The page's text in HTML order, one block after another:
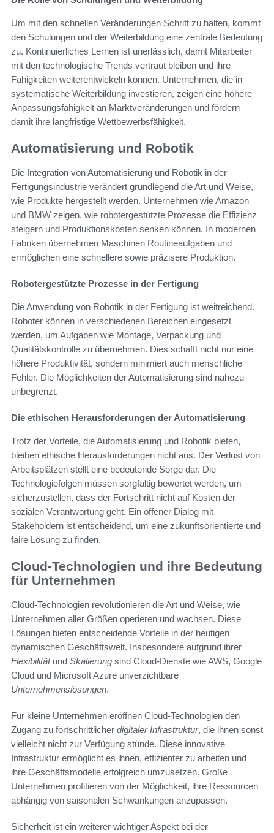
Um mit den schnellen Veränderungen Schritt zu halten, kommt
den Schulungen und der Weiterbildung eine zentrale Bedeutung
zu. Kontinuierliches Lernen ist unerlässlich, damit Mitarbeiter
mit den technologische Trends vertraut bleiben und ihre
Fähigkeiten weiterentwickeln können. Unternehmen, die in
systematische Weiterbildung investieren, zeigen eine höhere
Anpassungsfähigkeit an Marktveränderungen und fördern
damit ihre langfristige Wettbewerbsfähigkeit.
Automatisierung und Robotik
Die Integration von Automatisierung und Robotik in der
Fertigungsindustrie verändert grundlegend die Art und Weise,
wie Produkte hergestellt werden. Unternehmen wie Amazon
und BMW zeigen, wie robotergestützte Prozesse die Effizienz
steigern und Produktionskosten senken können. In modernen
Fabriken übernehmen Maschinen Routineaufgaben und
ermöglichen eine schnellere sowie präzisere Produktion.
Robotergestützte Prozesse in der Fertigung
Die Anwendung von Robotik in der Fertigung ist weitreichend.
Roboter können in verschiedenen Bereichen eingesetzt
werden, um Aufgaben wie Montage, Verpackung und
Qualitätskontrolle zu übernehmen. Dies schafft nicht nur eine
höhere Produktivität, sondern minimiert auch menschliche
Fehler. Die Möglichkeiten der Automatisierung sind nahezu
unbegrenzt.
Die ethischen Herausforderungen der Automatisierung
Trotz der Vorteile, die Automatisierung und Robotik bieten,
bleiben ethische Herausforderungen nicht aus. Der Verlust von
Arbeitsplätzen stellt eine bedeutende Sorge dar. Die
Technologiefolgen müssen sorgfältig bewertet werden, um
sicherzustellen, dass der Fortschritt nicht auf Kosten der
sozialen Verantwortung geht. Ein offener Dialog mit
Stakeholdern ist entscheidend, um eine zukunftsorientierte und
faire Lösung zu finden.
Cloud-Technologien und ihre Bedeutung
für Unternehmen
Cloud-Technologien revolutionieren die Art und Weise, wie
Unternehmen aller Größen operieren und wachsen. Diese
Lösungen bieten entscheidende Vorteile in der heutigen
dynamischen Geschäftswelt. Insbesondere aufgrund ihrer
Flexibilitätund Skalierung sind Cloud-Dienste wie AWS, Google
Cloud und Microsoft Azure unverzichtbare
Unternehmenslösungen.
Für kleine Unternehmen eröffnen Cloud-Technologien den
Zugang zu fortschrittlicher digitaler Infrastruktur, die ihnen sonst
vielleicht nicht zur Verfügung stünde. Diese innovative
Infrastruktur ermöglicht es ihnen, effizienter zu arbeiten und
ihre Geschäftsmodelle erfolgreich umzusetzen. Große
Unternehmen profitieren von der Möglichkeit, ihre Ressourcen
abhängig von saisonalen Schwankungen anzupassen.
Sicherheit ist ein weiterer wichtiger Aspekt bei der